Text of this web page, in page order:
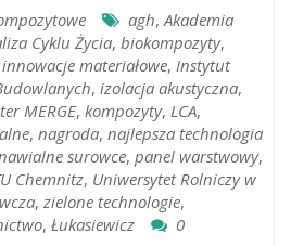
agh,Akademia
Cyklu Życia, biokompozyty,
innowacje materiałowe, Instytut
, izolacja akustyczna,
MERGE, kompozyty, LCA,
, nagroda, najlepsza technologia
surowce, panel warstwowy,
Chemnitz, Uniwersytet Rolniczy w
, zielone technologie,
, Łukasiewicz
0